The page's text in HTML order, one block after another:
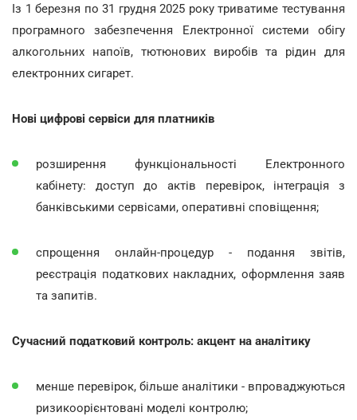
Із 1 березня по 31 грудня 2025 року триватиме тестування
програмного забезпечення Електронної системи обігу
алкогольних напоїв, тютюнових виробів та рідин для
електронних сигарет.
Нові цифрові сервіси для платників
розширення функціональності Електронного
кабінету: доступ до актів перевірок, інтеграція з
банківськими сервісами, оперативні сповіщення;
спрощення онлайн-процедур - подання звітів,
реєстрація податкових накладних, оформлення заяв
та запитів.
Сучасний податковий контроль: акцент на аналітику
менше перевірок, більше аналітики - впроваджуються
ризикоорієнтовані моделі контролю;